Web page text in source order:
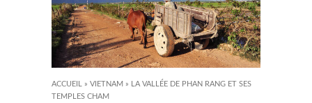
ACCUEIL » VIETNAM »
LA VALLÉE DE PHAN RANG ET SES
TEMPLES CHAM